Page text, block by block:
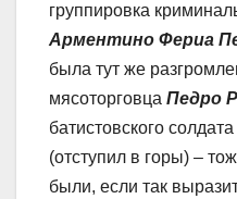
группировка
Арментино Фериа
была тут же
мясоторговца Педро
батистовского солдата
(отступил в горы) –
были, если так